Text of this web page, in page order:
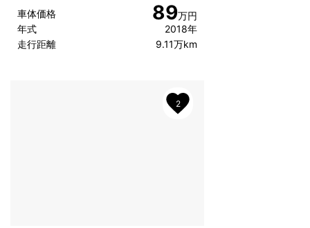
車体価格 89万円
年式
2018年
走行距離
9.11万km
2